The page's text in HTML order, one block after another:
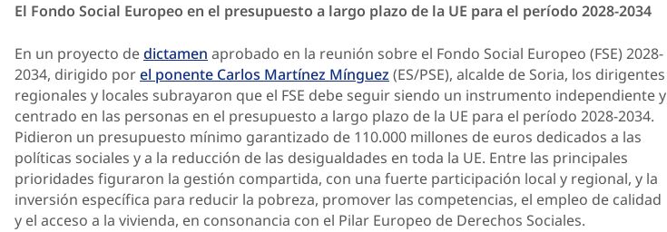
El Fondo Social Europeo en el presupuesto a largo plazo de la UE para el período 2028-2034
En un proyecto dedictamen aprobado en la reunión sobre el Fondo Social Europeo (FSE) 2028-
2034, dirigido porel ponente Carlos Martínez Mínguez (ES/PSE), alcalde de Soria, los dirigentes
regionales y locales subrayaron que el FSE debe seguir siendo un instrumento independiente y
centrado en las personas en el presupuesto a largo plazo de la UE para el período 2028-2034.
Pidieron un presupuesto mínimo garantizado de 110.000 millones de euros dedicados a las
políticas sociales y a la reducción de las desigualdades en toda la UE. Entre las principales
prioridades figuraron la gestión compartida, con una fuerte participación local y regional, y la
inversión específica para reducir la pobreza, promover las competencias, el empleo de calidad
y el acceso a la vivienda, en consonancia con el Pilar Europeo de Derechos Sociales.